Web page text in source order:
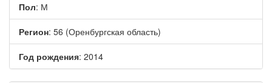
Пол: М
Регион: 56 (Оренбургская область)
Год рождения: 2014